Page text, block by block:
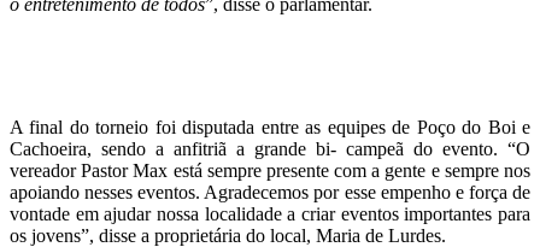
A final do torneio foi disputada entre as equipes de Poço do Boi e
Cachoeira, sendo a anfitriã a grande bi- campeã do evento. “O
vereador Pastor Max está sempre presente com a gente e sempre nos
apoiando nesses eventos. Agradecemos por esse empenho e força de
vontade em ajudar nossa localidade a criar eventos importantes para
os jovens”, disse a proprietária do local, Maria de Lurdes.